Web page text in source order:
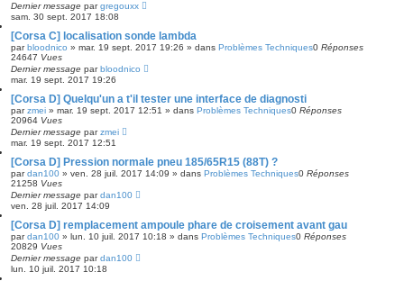
Dernier message pargregouxx
sam. 30 sept. 2017 18:08
[Corsa C] localisation sonde lambda
parbloodnico » mar. 19 sept. 2017 19:26 » dans Problèmes Techniques0 Réponses
24647 Vues
Dernier message parbloodnico
mar. 19 sept. 2017 19:26
[Corsa D] Quelqu'un a t'il tester une interface de diagnosti
parzmei » mar. 19 sept. 2017 12:51 » dans Problèmes Techniques0 Réponses
20964 Vues
Dernier message parzmei
mar. 19 sept. 2017 12:51
[Corsa D] Pression normale pneu 185/65R15 (88T) ?
pardan100 » ven. 28 juil. 2017 14:09 » dans Problèmes Techniques0 Réponses
21258 Vues
Dernier message pardan100
ven. 28 juil. 2017 14:09
[Corsa D] remplacement ampoule phare de croisement avant gau
pardan100 » lun. 10 juil. 2017 10:18 » dans Problèmes Techniques0 Réponses
20829 Vues
Dernier message pardan100
lun. 10 juil. 2017 10:18